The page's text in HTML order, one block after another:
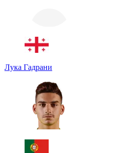
Лука Гадрани